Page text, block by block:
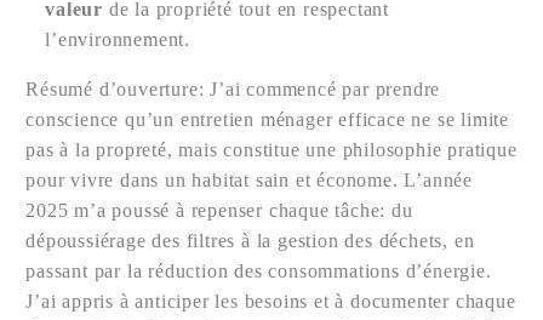
valeur de la propriété tout en respectant
l’environnement.
Résumé d’ouverture: J’ai commencé par prendre
conscience qu’un entretien ménager efficace ne se limite
pas à la propreté, mais constitue une philosophie pratique
pour vivre dans un habitat sain et économe. L’année
2025 m’a poussé à repenser chaque tâche: du
dépoussiérage des filtres à la gestion des déchets, en
passant par la réduction des consommations d’énergie.
J’ai appris à anticiper les besoins et à documenter chaque